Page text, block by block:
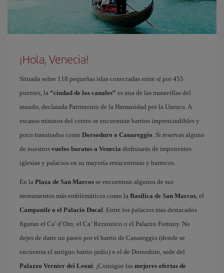
¡Hola, Venecia!
Situada sobre 118 pequeñas islas conectadas entre sí por 455
puentes, la “ciudad de los canales” es una de las maravillas del
mundo, declarada Patrimonio de la Humanidad por la Unesco. A
escasos minutos del centro se encuentran barrios imprescindibles y
poco transitados como Dorsoduro o Canareggio. Si reservas alguno
de nuestros vuelos baratos a Venecia disfrutarás de imponentes
iglesias y palacios en su mayoría renacentistas y barrocos.
En la Plaza de San Marcos se encuentran algunos de sus
monumentos más emblemáticos como la Basílica de San Marcos, el
Campanile o el Palacio Ducal. Entre los palacios más destacados
figuran el Ca’ d’Oro; el Ca’ Rezzonico o el Palazzo Fortuny. No
dejes de darte un paseo por el barrio de Canareggio (donde se
encuentra el antiguo barrio judío) o el de Dorsoduro, sede del
Palazzo Vernier dei Leoni. ¡Consigue las mejores ofertas de